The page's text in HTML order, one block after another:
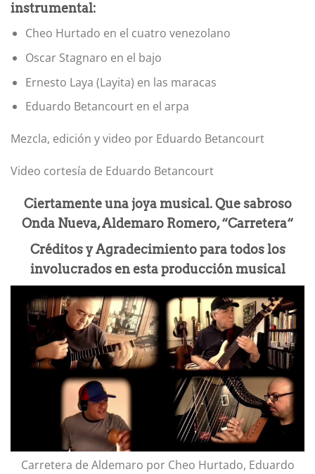
instrumental:
Cheo Hurtado en el cuatro venezolano
Oscar Stagnaro en el bajo
Ernesto Laya (Layita) en las maracas
Eduardo Betancourt en el arpa
Mezcla, edición y video por Eduardo Betancourt
Video cortesía de Eduardo Betancourt
Ciertamente una joya musical. Que sabroso
Onda Nueva, Aldemaro Romero, “Carretera“
Créditos y Agradecimiento para todos los
involucrados en esta producción musical
Carretera de Aldemaro por Cheo Hurtado, Eduardo